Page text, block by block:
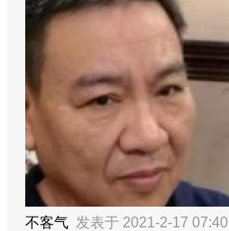
不客气 发表于 2021-2-17 07:40